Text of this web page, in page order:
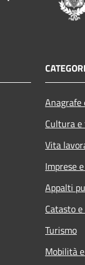
Cultura
Vita
Imprese
Appalti
Catasto
Turismo
Mobilità